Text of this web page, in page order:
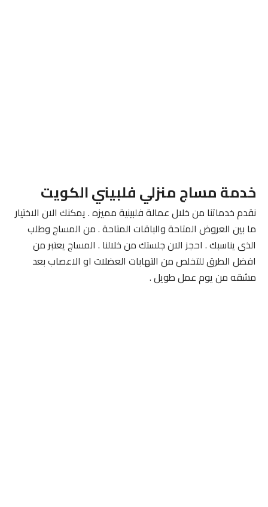
خدمة مساج منزلي فلبيني الكويت
نقدم خدماتنا من خلال عمالة فلبينية مميزه . يمكنك الان الاختيار
ما بين العروض المتاحة والباقات المتاحة . من المساج وطلب
الذى يناسبك . احجز الان جلستك من خلالنا . المساج يعتبر من
افضل الطرق للتخلص من التهابات العضلات او الاعصاب بعد
مشقه من يوم عمل طويل .